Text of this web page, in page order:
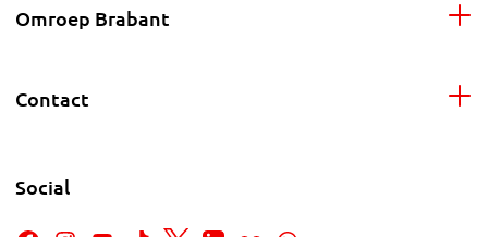
Omroep Brabant
Contact
Social